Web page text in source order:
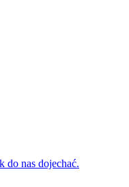
do nas dojechać.